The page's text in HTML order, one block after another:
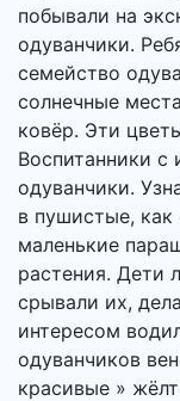
побывали на
одуванчики.
семейство
солнечные
ковёр. Эти
Воспитанники с
одуванчики.
в пушистые,
маленькие
растения. Дети
срывали их,
интересом
одуванчиков
красивые »